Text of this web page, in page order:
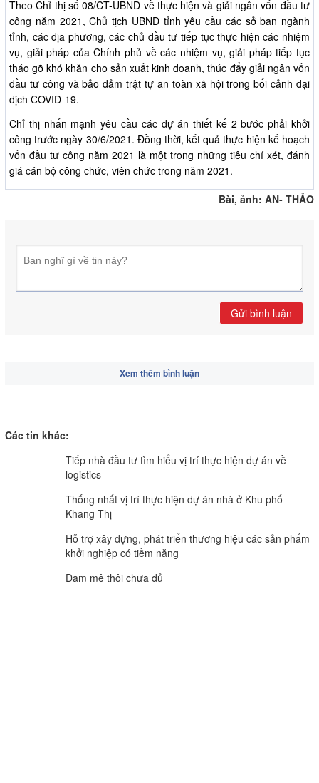
Theo Chỉ thị số 08/CT-UBND về thực hiện và giải ngân vốn đầu tư
công năm 2021, Chủ tịch UBND tỉnh yêu cầu các sở ban ngành
tỉnh, các địa phương, các chủ đầu tư tiếp tục thực hiện các nhiệm
vụ, giải pháp của Chính phủ về các nhiệm vụ, giải pháp tiếp tục
tháo gỡ khó khăn cho sản xuất kinh doanh, thúc đẩy giải ngân vốn
đầu tư công và bảo đảm trật tự an toàn xã hội trong bối cảnh đại
dịch COVID-19.
Chỉ thị nhấn mạnh yêu cầu các dự án thiết kế 2 bước phải khởi
công trước ngày 30/6/2021. Đồng thời, kết quả thực hiện kế hoạch
vốn đầu tư công năm 2021 là một trong những tiêu chí xét, đánh
giá cán bộ công chức, viên chức trong năm 2021.
Bài, ảnh: AN- THẢO
Gửi bình luận
Xem thêm bình luận
Các tin khác:
Tiếp nhà đầu tư tìm hiểu vị trí thực hiện dự án về
logistics
Thống nhất vị trí thực hiện dự án nhà ở Khu phố
Khang Thị
Hỗ trợ xây dựng, phát triển thương hiệu các sản phẩm
khởi nghiệp có tiềm năng
Đam mê thôi chưa đủ